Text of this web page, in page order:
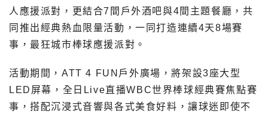
人應援派對，更結合7間戶外酒吧與4間主題餐廳，共
同推出經典熱血限量活動，一同打造連續4天8場賽
事，最狂城市棒球應援派對。
活動期間，ATT 4 FUN戶外廣場，將架設3座大型
LED屏幕，全日Live直播WBC世界棒球經典賽焦點賽
事，搭配沉浸式音響與各式美食好料，讓球迷即使不